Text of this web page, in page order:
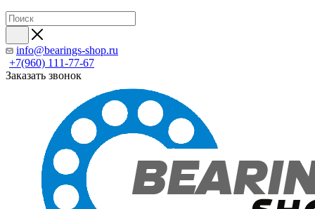
info@bearings-shop.ru
+7(960) 111-77-67
Заказать звонок